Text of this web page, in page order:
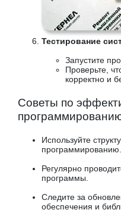
Тестирование
Запустите
Проверьте,
корректно и
Советы по
Используйте
программированию.
Регулярно
программы.
Следите за
обеспечения и